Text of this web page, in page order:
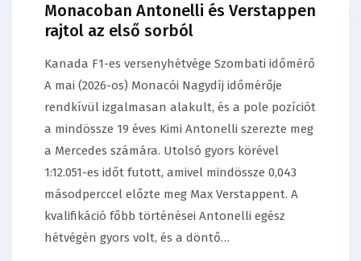
Monacoban Antonelli és Verstappen
rajtol az első sorból
Kanada F1-es versenyhétvége Szombati időmérő
A mai (2026-os) Monacói Nagydíj időmérője
rendkívül izgalmasan alakult, és a pole pozíciót
a mindössze 19 éves Kimi Antonelli szerezte meg
a Mercedes számára. Utolsó gyors körével
1:12.051-es időt futott, amivel mindössze 0,043
másodperccel előzte meg Max Verstappent. A
kvalifikáció főbb történései Antonelli egész
hétvégén gyors volt, és a döntő…